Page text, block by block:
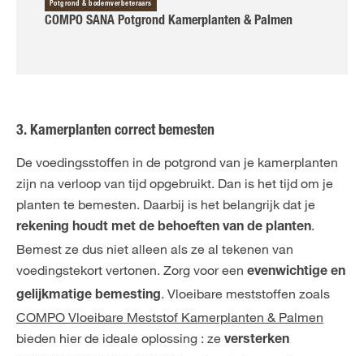
Potgrond & bodemverbeteraars
COMPO SANA Potgrond Kamerplanten & Palmen
3. Kamerplanten correct bemesten
De voedingsstoffen in de potgrond van je kamerplanten
zijn na verloop van tijd opgebruikt. Dan is het tijd om je
planten te bemesten. Daarbij is het belangrijk dat je
rekening houdt met de behoeften van de planten.
Bemest ze dus niet alleen als ze al tekenen van
voedingstekort vertonen. Zorg voor een evenwichtige en
gelijkmatige bemesting. Vloeibare meststoffen zoals
COMPO Vloeibare Meststof Kamerplanten & Palmen
bieden hier de ideale oplossing : ze versterken